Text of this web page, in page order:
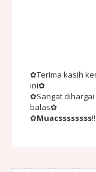
✿Terima kasih
ini✿
✿Sangat dihargai
balas✿
✿Muacssssssss